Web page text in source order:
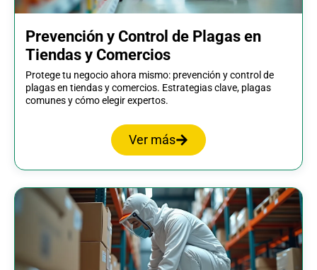
Prevención y Control de Plagas en
Tiendas y Comercios
Protege tu negocio ahora mismo: prevención y control de
plagas en tiendas y comercios. Estrategias clave, plagas
comunes y cómo elegir expertos.
Ver más